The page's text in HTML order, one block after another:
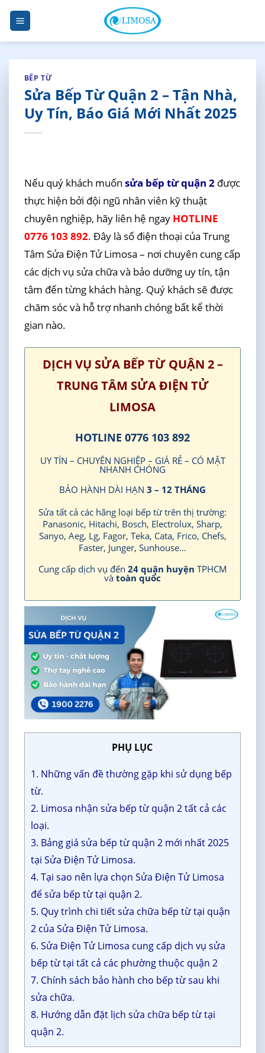
Skip
content
BẾP TỪ
Sửa Bếp Từ Quận 2 – Tận Nhà,
Uy Tín, Báo Giá Mới Nhất 2025
Nếu quý khách muốn sửa bếp từ quận 2được
thực hiện bởi đội ngũ nhân viên kỹ thuật
chuyên nghiệp, hãy liên hệ ngay HOTLINE
0776 103 892. Đây là số điện thoại của Trung
Tâm Sửa Điện Tử Limosa – nơi chuyên cung cấp
các dịch vụ sửa chữa và bảo dưỡng uy tín, tận
tâm đến từng khách hàng. Quý khách sẽ được
chăm sóc và hỗ trợ nhanh chóng bất kể thời
gian nào.
DỊCH VỤ SỬA BẾP TỪ QUẬN 2 –
TRUNG TÂM SỬA ĐIỆN TỬ
LIMOSA
HOTLINE 0776 103 892
UY TÍN – CHUYÊN NGHIỆP – GIÁ RẺ – CÓ MẶT
NHANH CHÓNG
BẢO HÀNH DÀI HẠN 3 – 12 THÁNG
Sửa tất cả các hãng loại bếp từ trên thị trường:
Panasonic, Hitachi, Bosch, Electrolux, Sharp,
Sanyo, Aeg, Lg, Fagor, Teka, Cata, Frico, Chefs,
Faster, Junger, Sunhouse…
Cung cấp dịch vụ đến 24 quận huyện TPHCM
và toàn quốc
PHỤ LỤC
1. Những vấn đề thường gặp khi sử dụng bếp
từ.
2. Limosa nhận sửa bếp từ quận 2 tất cả các
loại.
3. Bảng giá sửa bếp từ quận 2 mới nhất 2025
tại Sửa Điện Tử Limosa.
4. Tại sao nên lựa chọn Sửa Điện Tử Limosa
để sửa bếp từ tại quận 2.
5. Quy trình chi tiết sửa chữa bếp từ tại quận
2 của Sửa Điện Tử Limosa.
6. Sửa Điện Tử Limosa cung cấp dịch vụ sửa
bếp từ tại tất cả các phường thuộc quận 2
7. Chính sách bảo hành cho bếp từ sau khi
sửa chữa.
8. Hướng dẫn đặt lịch sửa chữa bếp từ tại
quận 2.